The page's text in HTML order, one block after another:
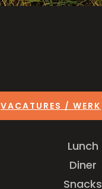
VACATURES / WERK
Lunch
Diner
Snacks